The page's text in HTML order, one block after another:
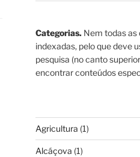
Categorias.Nem todas as
indexadas, pelo que deve
pesquisa (no canto
encontrar conteúdos
Agricultura (1)
Alcáçova (1)